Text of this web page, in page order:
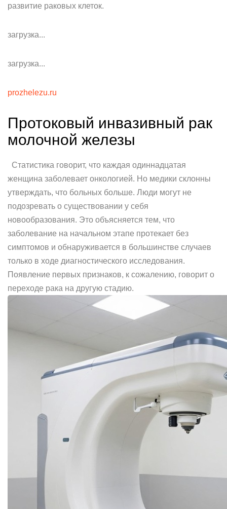
развитие раковых клеток.
загрузка...
загрузка...
prozhelezu.ru
Протоковый инвазивный рак
молочной железы
Статистика говорит, что каждая одиннадцатая
женщина заболевает онкологией. Но медики склонны
утверждать, что больных больше. Люди могут не
подозревать о существовании у себя
новообразования. Это объясняется тем, что
заболевание на начальном этапе протекает без
симптомов и обнаруживается в большинстве случаев
только в ходе диагностического исследования.
Появление первых признаков, к сожалению, говорит о
переходе рака на другую стадию.